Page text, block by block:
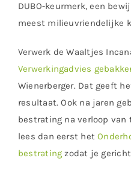
DUBO-keurmerk, een
meest milieuvriendelijke
Verwerk de Waaltjes
Verwerkingadvies
Wienerberger. Dat geeft
resultaat. Ook na jaren
bestrating na verloop
lees dan eerst het
bestrating zodat je